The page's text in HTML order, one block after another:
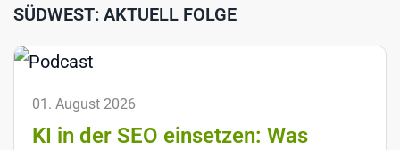
SÜDWEST: AKTUELL FOLGE
01. August 2026
KI in der SEO einsetzen: Was